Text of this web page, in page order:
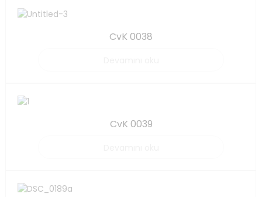
CvK 0038
CvK 0039